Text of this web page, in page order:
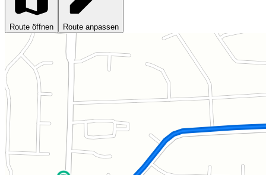
Route öffnen Route anpassen